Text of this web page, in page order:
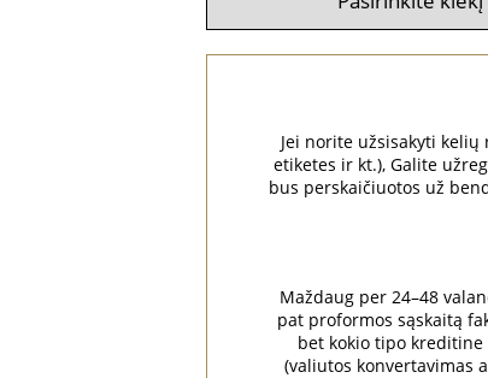
Jei norite užsisakyti
etiketes ir kt.), Galite
bus perskaičiuotos už
Maždaug per 24–48
pat proformos sąskaitą
bet kokio tipo kreditine
(valiutos konvertavimas